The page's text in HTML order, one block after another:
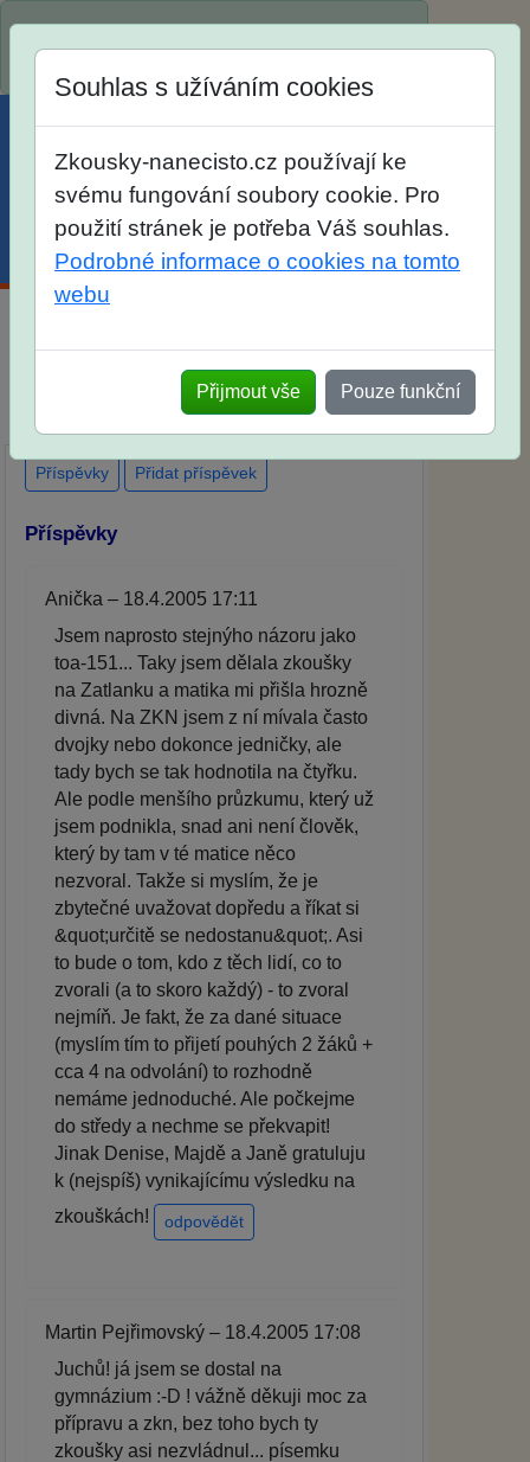
Košík
Diskuse Jak jste dopadli u zkoušek na SŠ?
Vaše ohlasy po skutečných přijímacích
Souhlas s užíváním cookies
Zkousky-nanecisto.cz používají ke
svému fungování soubory cookie. Pro
použití stránek je potřeba Váš souhlas.
Podrobné informace o cookies na tomto
webu
Přijmout vše Pouze funkční
Příspěvky Přidat příspěvek
Příspěvky
Anička – 18.4.2005 17:11
Jsem naprosto stejnýho názoru jako
toa-151... Taky jsem dělala zkoušky
na Zatlanku a matika mi přišla hrozně
divná. Na ZKN jsem z ní mívala často
dvojky nebo dokonce jedničky, ale
tady bych se tak hodnotila na čtyřku.
Ale podle menšího průzkumu, který už
jsem podnikla, snad ani není člověk,
který by tam v té matice něco
nezvoral. Takže si myslím, že je
zbytečné uvažovat dopředu a říkat si
&quot;určitě se nedostanu&quot;. Asi
to bude o tom, kdo z těch lidí, co to
zvorali (a to skoro každý) - to zvoral
nejmíň. Je fakt, že za dané situace
(myslím tím to přijetí pouhých 2 žáků +
cca 4 na odvolání) to rozhodně
nemáme jednoduché. Ale počkejme
do středy a nechme se překvapit!
Jinak Denise, Majdě a Janě gratuluju
k (nejspíš) vynikajícímu výsledku na
zkouškách!
odpovědět
Martin Pejřimovský – 18.4.2005 17:08
Juchů! já jsem se dostal na
gymnázium :-D ! vážně děkuji moc za
přípravu a zkn, bez toho bych ty
zkoušky asi nezvládnul... písemku